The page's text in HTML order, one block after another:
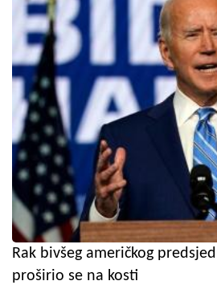
Rak bivšeg američkog
proširio se na kosti